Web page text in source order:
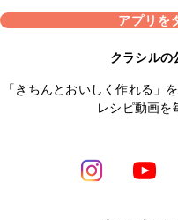
アプリを
クラシルの
「きちんとおいしく作れる」
レシピ動画を